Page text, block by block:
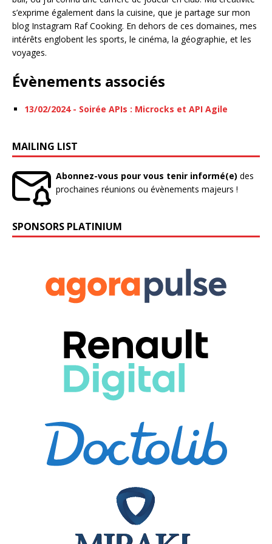
s’exprime également dans la cuisine, que je partage sur mon
blog Instagram Raf Cooking. En dehors de ces domaines, mes
intérêts englobent les sports, le cinéma, la géographie, et les
voyages.
Évènements associés
13/02/2024 - Soirée APIs : Microcks et API Agile
MAILING LIST
Abonnez-vous pour vous tenir informé(e) des
prochaines réunions ou évènements majeurs !
SPONSORS PLATINIUM